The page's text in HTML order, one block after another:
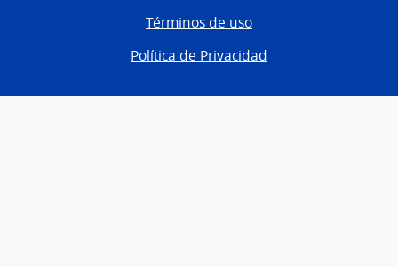
Términos de uso
Política de Privacidad